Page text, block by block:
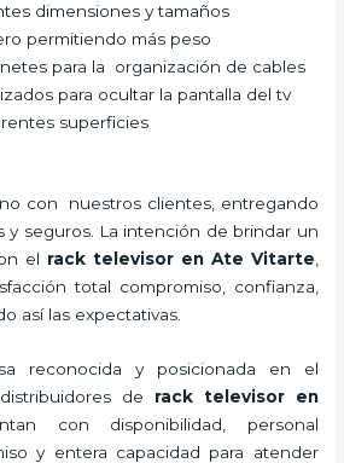
dimensiones y tamaños
permitiendo más peso
para la organización de cables
para ocultar la pantalla del tv
superficies
con nuestros clientes, entregando
y seguros. La intención de brindar un
el rack televisor en Ate Vitarte
total compromiso, confianza,
así las expectativas.
reconocida y posicionada en el
de rack televisoren
con disponibilidad, personal
y entera capacidad para atender